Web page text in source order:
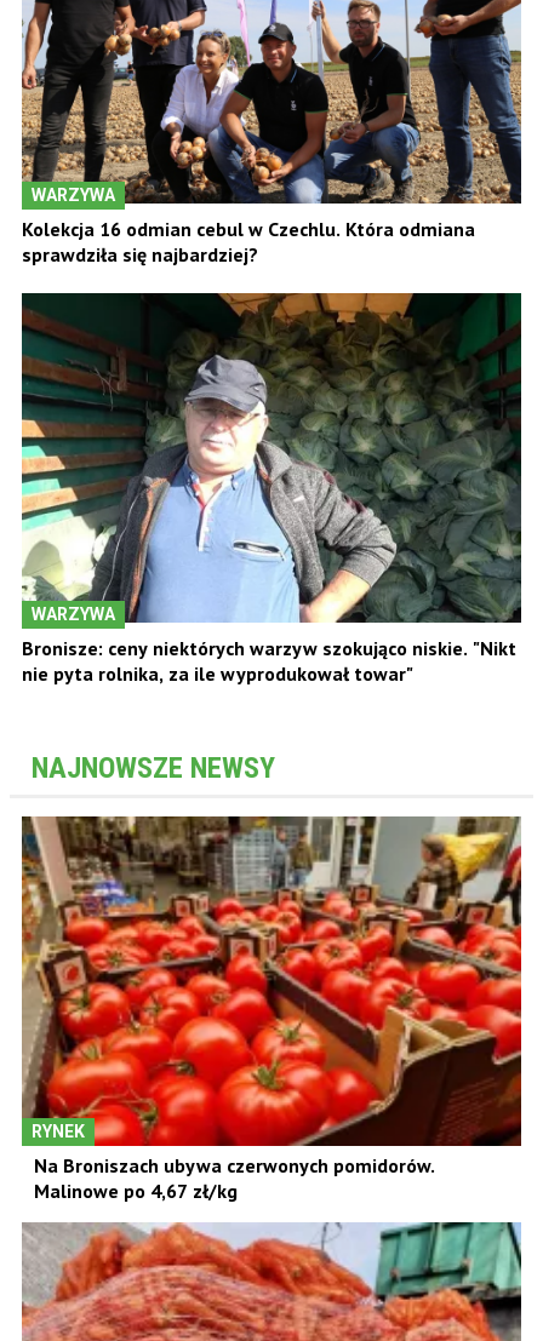
WARZYWA
Kolekcja 16 odmian cebul w Czechlu. Która odmiana
sprawdziła się najbardziej?
WARZYWA
Bronisze: ceny niektórych warzyw szokująco niskie. "Nikt
nie pyta rolnika, za ile wyprodukował towar"
NAJNOWSZE NEWSY
RYNEK
Na Broniszach ubywa czerwonych pomidorów.
Malinowe po 4,67 zł/kg